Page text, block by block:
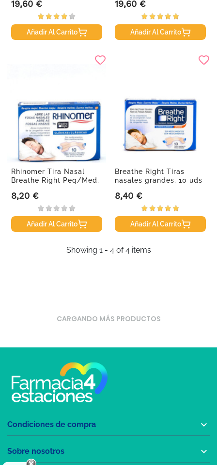
Precio
19,60 €
Añadir Al Carrito
Precio
19,60 €
Añadir Al Carrito
Rhinomer Tira Nasal
Breathe Right Peq/Med,
Precio
8,20 €
Añadir Al Carrito
Breathe Right Tiras
nasales grandes, 10 uds
Precio
8,40 €
Añadir Al Carrito
Showing 1 - 4 of 4 items
CARGANDO MÁS PRODUCTOS
Condiciones de compra 
Sobre nosotros 